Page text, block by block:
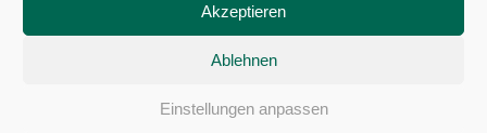
Akzeptieren
Ablehnen
Einstellungen anpassen
PRO SEKUNDE
1,601€